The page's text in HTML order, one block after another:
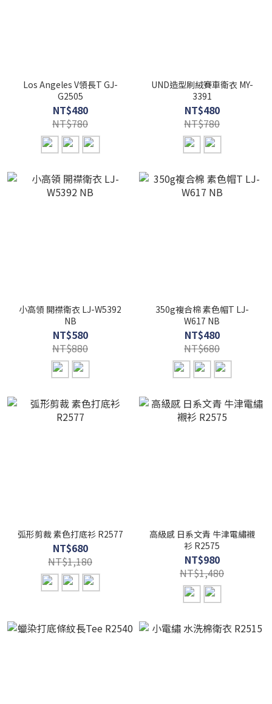
Los Angeles V領長T GJ-
G2505
NT$480
NT$780
UND造型刷絨賽車衛衣 MY-
3391
NT$480
NT$780
小高領 開襟衛衣 LJ-W5392
NB
NT$580
NT$880
350g複合棉 素色帽T LJ-
W617 NB
NT$480
NT$680
弧形剪裁 素色打底衫 R2577
NT$680
NT$1,180
高級感 日系文青 牛津電繡襯
衫 R2575
NT$980
NT$1,480